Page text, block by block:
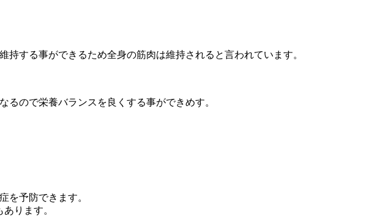
する事ができるため全身の筋肉は維持されると言われています。
ので栄養バランスを良くする事ができめす。
を予防できます。
ります。